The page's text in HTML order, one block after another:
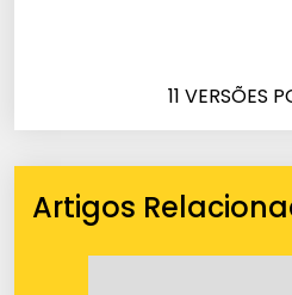
11 VERSÕES
Artigos